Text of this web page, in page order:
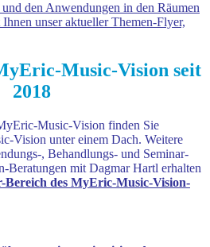
den Anwendungen in den Räumen
unser aktueller Themen-Flyer,
Music-Vision seit
2018
Music-Vision finden Sie
Vision unter einem Dach. Weitere
, Behandlungs- und Seminar-
Beratungen mit Dagmar Hartl erhalten
Bereich des MyEric-Music-Vision-